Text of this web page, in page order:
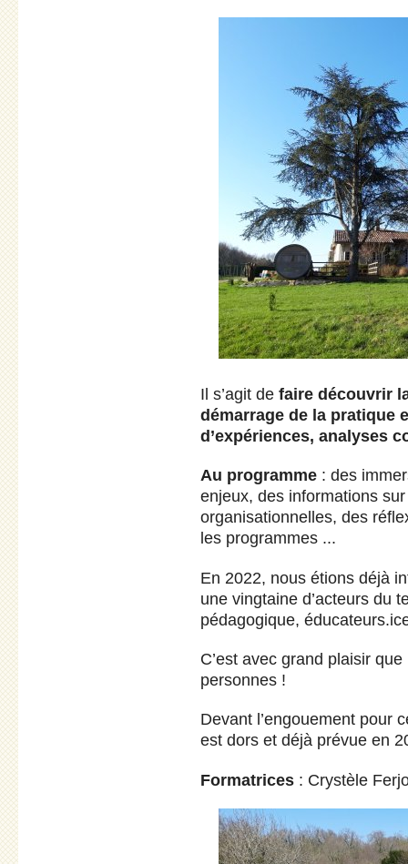
Il s’agit de faire découvrir
démarrage de la pratique
d’expériences, analyses
Au programme : des
enjeux, des informations
organisationnelles, des
les programmes ...
En 2022, nous étions déjà
une vingtaine d’acteurs du
pédagogique,
C’est avec grand plaisir
personnes !
Devant l’engouement pour
est dors et déjà prévue en
Formatrices : Crystèle